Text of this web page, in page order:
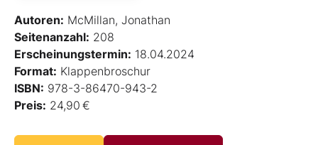
Autoren: McMillan, Jonathan
Seitenanzahl: 208
Erscheinungstermin: 18.04.2024
Format: Klappenbroschur
ISBN: 978-3-86470-943-2
Preis: 24,90 €